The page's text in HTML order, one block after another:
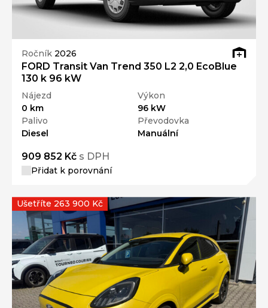
Ročník 2026
FORD Transit Van Trend 350 L2 2,0 EcoBlue
130 k 96 kW
Nájezd
0 km
Výkon
96 kW
Palivo
Diesel
Převodovka
Manuální
909 852 Kč s DPH
Přidat k porovnání
Ušetříte 263 900 Kč